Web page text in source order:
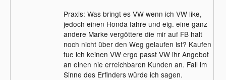
Praxis: Was bringt es VW wenn ich VW like,
jedoch einen Honda fahre und eig. eine ganz
andere Marke vergöttere die mir auf FB halt
noch nicht über den Weg gelaufen ist? Kaufen
tue ich keinen VW ergo passt VW ihr Angebot
an einen nie erreichbaren Kunden an. Fail im
Sinne des Erfinders würde ich sagen.